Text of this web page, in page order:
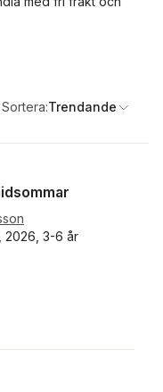
Sortera:Trendande
2026, 3-6 år
antal röster: